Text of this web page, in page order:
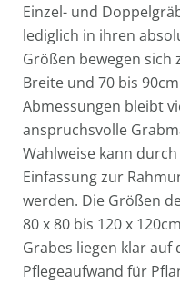
Einzel- und
lediglich in ihren
Größen bewegen sich
Breite und 70 bis
Abmessungen bleibt
anspruchsvolle
Wahlweise kann
Einfassung zur
werden. Die Größen
80 x 80 bis 120 x
Grabes liegen klar auf
Pflegeaufwand für